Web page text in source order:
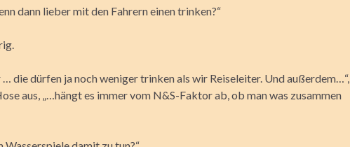
dann lieber mit den Fahrern einen trinken?“
… die dürfen ja noch weniger trinken als wir Reiseleiter. Und außerdem…“,
aus, „…hängt es immer vom N&S-Faktor ab, ob man was zusammen